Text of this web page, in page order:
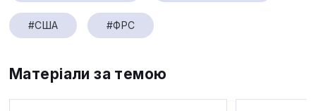
#США #ФРС
Матеріали за темою